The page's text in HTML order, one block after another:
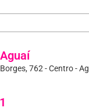
762 - Centro -